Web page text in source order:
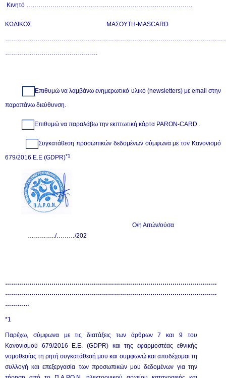
Κινητό ………………………………….…………………….………………
ΚΩΔΙΚΟΣ ΜΑΣΟΥΤΗ-MASCARD
……………………………………….
Επιθυμώ να λαμβάνω ενημερωτικό υλικό (newsletters) με email στην
παραπάνω διεύθυνση.
Επιθυμώ να παραλάβω την εκπτωτική κάρτα PARON-CARD .
Συγκατάθεση προσωπικών δεδομένων σύμφωνα με τον Κανονισμό
679/2016 Ε.Ε (GDPR)*1
Ο/η Αιτών/ούσα
…………../………/202
……………………………………………………………………………………………
……………………………………………………………………………………………
…………
*1
Παρέχω, σύμφωνα με τις διατάξεις των άρθρων 7 και 9 του
Κανονισμού 679/2016 Ε.Ε. (GDPR) και της εφαρμοστέας εθνικής
νομοθεσίας τη ρητή συγκατάθεσή μου και συμφωνώ και αποδέχομαι τη
συλλογή και επεξεργασία των προσωπικών μου δεδομένων για την